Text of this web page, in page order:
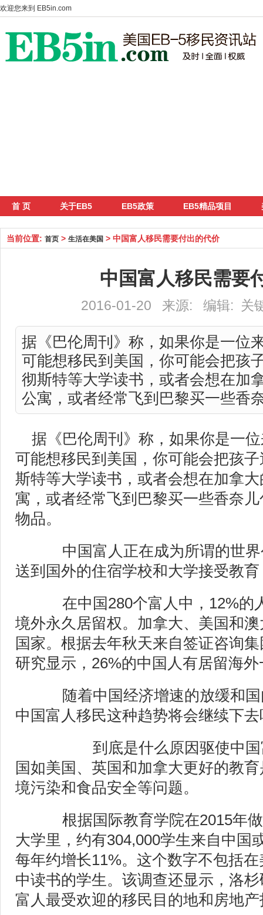
欢迎您来到 EB5in.com
首 页 关于EB5 EB5政策 EB5精品项目
当前位置: 首页 > 生活在美国 > 中国富人移民需要付出的代价
中国富人移民需要
2016-01-20 来源: 编辑: 关
据《巴伦周刊》称，如果你是一位
可能想移民到美国，你可能会把孩
彻斯特等大学读书，或者会想在加
公寓，或者经常飞到巴黎买一些香
据《巴伦周刊》称，如果你是一
可能想移民到美国，你可能会把孩
斯特等大学读书，或者会想在加拿
寓，或者经常飞到巴黎买一些香奈
物品。
中国富人正在成为所谓的世界
送到国外的住宿学校和大学接受教
在中国280个富人中，12%的
境外永久居留权。加拿大、美国和
国家。根据去年秋天来自签证咨询
研究显示，26%的中国人有居留海
随着中国经济增速的放缓和国
中国富人移民这种趋势将会继续下去
到底是什么原因驱使中国富
国如美国、英国和加拿大更好的教
境污染和食品安全等问题。
根据国际教育学院在2015年做
大学里，约有304,000学生来自中国
每年约增长11%。这个数字不包括
中读书的学生。该调查还显示，洛
富人最受欢迎的移民目的地和房地